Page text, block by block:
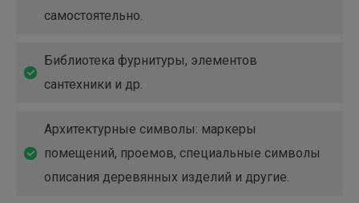
самостоятельно.
Библиотека фурнитуры, элементов
сантехники и др.
Архитектурные символы: маркеры
помещений, проемов, специальные символы
описания деревянных изделий и другие.